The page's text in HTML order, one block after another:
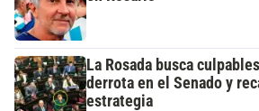
La Rosada busca
derrota en el Senado y
estrategia